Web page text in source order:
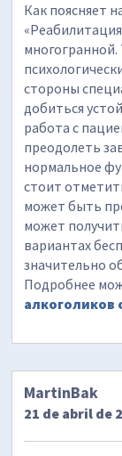
Как поясняет
стороны
добиться
работа с
преодолеть
нормальное
стоит
может быть
может
вариантах
значительно
Подробнее
алкоголиков
MartinBak
21 de abril de